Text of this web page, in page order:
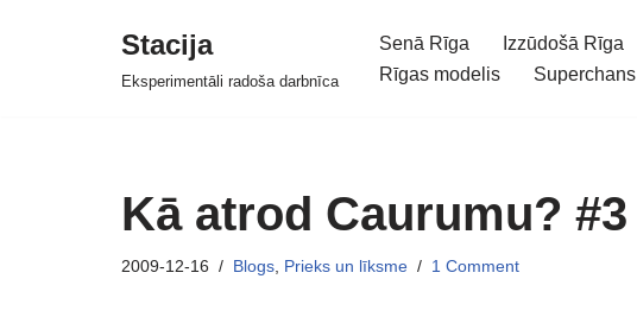
Stacija
Eksperimentāli radoša darbnīca
Senā Rīga Izzūdošā Rīga
Rīgas modelis
Superchans
Kā atrod Caurumu? #3
2009-12-16 Blogs Prieks un līksme 1 Comment